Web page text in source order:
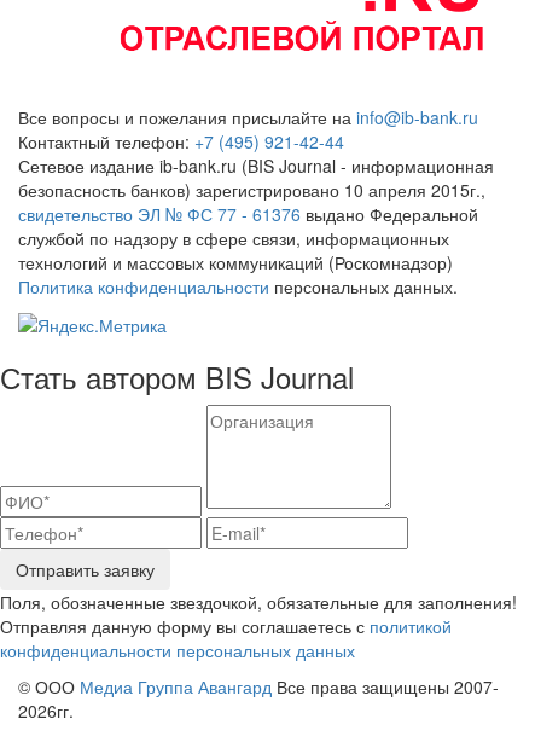
Все вопросы и пожелания присылайте на info@ib-bank.ru
Контактный телефон: +7 (495) 921-42-44
Сетевое издание ib-bank.ru (BIS Journal - информационная
безопасность банков) зарегистрировано 10 апреля 2015г.,
свидетельство ЭЛ № ФС 77 - 61376 выдано Федеральной
службой по надзору в сфере связи, информационных
технологий и массовых коммуникаций (Роскомнадзор)
Политика конфиденциальности персональных данных.
Стать автором BIS Journal
Отправить заявку
Поля, обозначенные звездочкой, обязательные для заполнения!
Отправляя данную форму вы соглашаетесь с политикой
конфиденциальности персональных данных
© ООО Медиа Группа Авангард Все права защищены 2007-
2026гг.